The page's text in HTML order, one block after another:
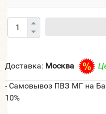
Доставка: Москва
- Самовывоз ПВЗ МГ на
10%